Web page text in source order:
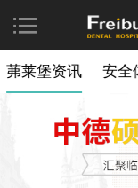
茀莱堡资讯 安全